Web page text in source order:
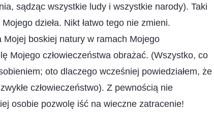
sądząc wszystkie ludy i wszystkie narody). Taki
dzieła. Nikt łatwo tego nie zmieni.
Mojej boskiej natury w ramach Mojego
Mojego człowieczeństwa obrażać. (Wszystko, co
oto dlaczego wcześniej powiedziałem, że
człowieczeństwo). Z pewnością nie
osobie pozwolę iść na wieczne zatracenie!